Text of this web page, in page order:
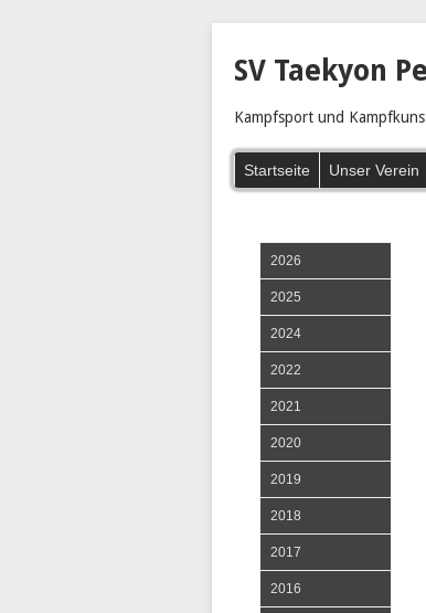
SV Taekyon
Kampfsport und
Navigation
überspringen
Startseite Unser Verein
2026
2025
2024
2022
2021
2020
2019
2018
2017
2016